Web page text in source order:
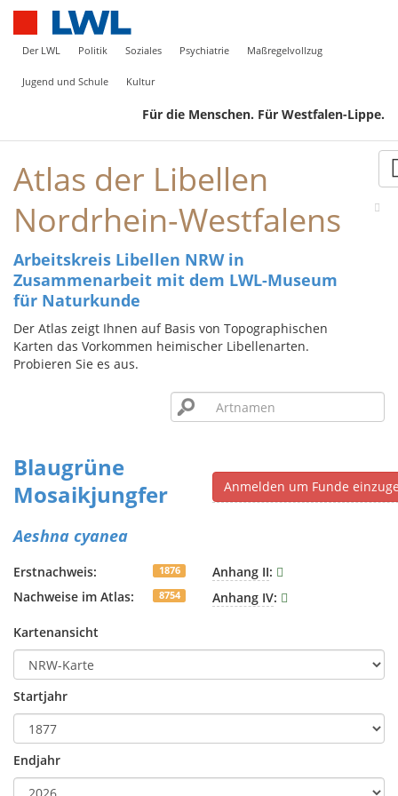
Der LWL Politik Soziales Psychiatrie Maßregelvollzug
Jugend und Schule Kultur
Für die Menschen. Für Westfalen-Lippe.
Atlas der Libellen
Nordrhein-Westfalens
Arbeitskreis Libellen NRW in
Zusammenarbeit mit dem LWL-Museum
für Naturkunde
Der Atlas zeigt Ihnen auf Basis von Topographischen
Karten das Vorkommen heimischer Libellenarten.
Probieren Sie es aus.
Blaugrüne
Mosaikjungfer
Anmelden um Funde
Aeshna cyanea
Erstnachweis: 1876
Nachweise im Atlas: 8754
Anhang II:
Anhang IV:
Kartenansicht
Startjahr
Endjahr